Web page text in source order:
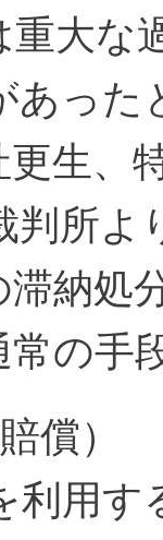
重大な
あった
更生、
判所よ
滞納処
常の手
償）
利用す